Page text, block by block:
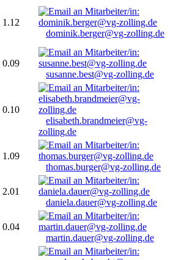
1.12
dominik.berger@vg-zolling.de
0.09
susanne.best@vg-zolling.de
0.10
elisabeth.brandmeier@vg-
zolling.de
1.09
thomas.burger@vg-zolling.de
2.01
daniela.dauer@vg-zolling.de
0.04
martin.dauer@vg-zolling.de